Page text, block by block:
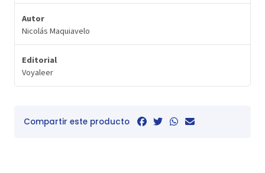
Autor
Nicolás Maquiavelo
Editorial
Voyaleer
Compartir este producto